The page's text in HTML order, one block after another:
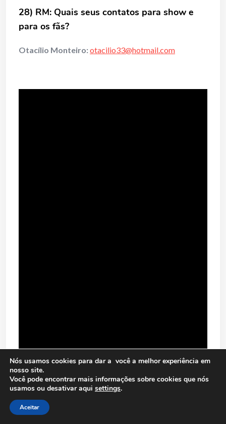
28) RM: Quais seus contatos para show e
para os fãs?
Otacílio Monteiro:otacilio33@hotmail.com
Nós usamos cookies para dar a você a melhor experiência em
nosso site.
Você pode encontrar mais informações sobre cookies que nós
usamos ou desativar aqui settings.
Aceitar